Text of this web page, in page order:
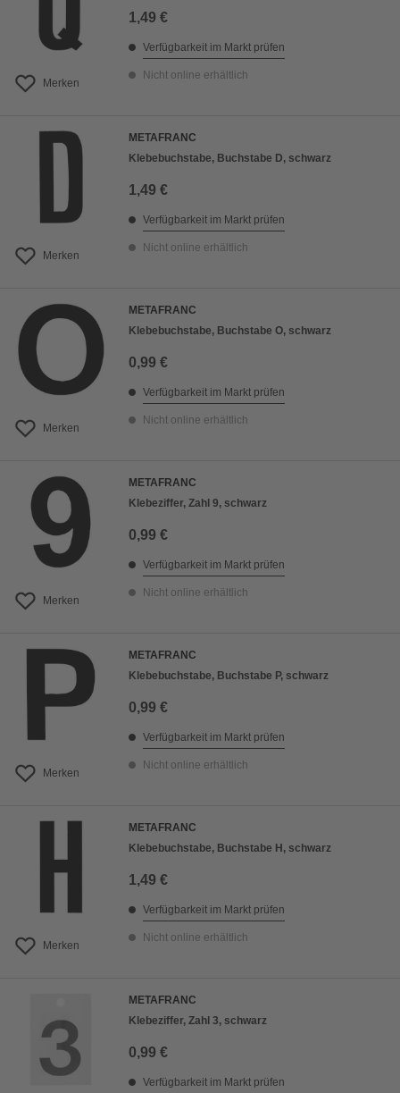
Merken
1,49 €
Verfügbarkeit im Markt prüfen
Nicht online erhältlich
Merken
METAFRANC
Klebebuchstabe, Buchstabe D, schwarz
1,49 €
Verfügbarkeit im Markt prüfen
Nicht online erhältlich
Merken
METAFRANC
Klebebuchstabe, Buchstabe O, schwarz
0,99 €
Verfügbarkeit im Markt prüfen
Nicht online erhältlich
Merken
METAFRANC
Klebeziffer, Zahl 9, schwarz
0,99 €
Verfügbarkeit im Markt prüfen
Nicht online erhältlich
Merken
METAFRANC
Klebebuchstabe, Buchstabe P, schwarz
0,99 €
Verfügbarkeit im Markt prüfen
Nicht online erhältlich
Merken
METAFRANC
Klebebuchstabe, Buchstabe H, schwarz
1,49 €
Verfügbarkeit im Markt prüfen
Nicht online erhältlich
METAFRANC
Klebeziffer, Zahl 3, schwarz
0,99 €
Verfügbarkeit im Markt prüfen